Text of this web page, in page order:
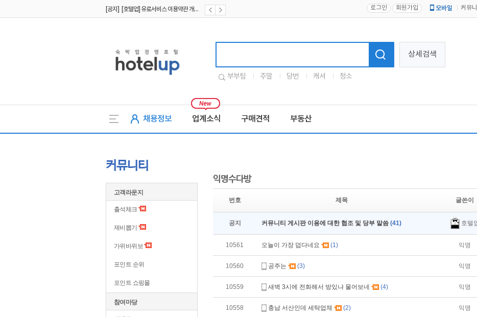
[공지] [호텔업] 유료서비스 이용약관 개정본2 (19.09.02) 로그인 회원가입 모바일 커뮤니
상세검색
부부팀 주말 당번 캐셔 청소
채용정보 업계소식 구매견적 부동산
커뮤니티
고객라운지
출석체크
제비뽑기
가위바위보
포인트 순위
포인트 쇼핑몰
참여마당
익명수다방
번호 제목 글쓴이
공지 커뮤니티 게시판 이용에 대한 협조 및 당부 말씀 (41) 호텔
10561 오늘이 가장 덥다네요 (1) 익명
10560 공주는 (3) 익명
10559 새벽 3시에 전화해서 방있냐 물어보네 (4) 익명
10558 충남 서산인데 세탁업체 (2) 익명